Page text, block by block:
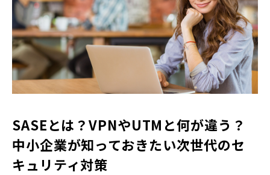
SASEとは？VPNやUTMと何が違う？
中小企業が知っておきたい次世代のセ
キュリティ対策